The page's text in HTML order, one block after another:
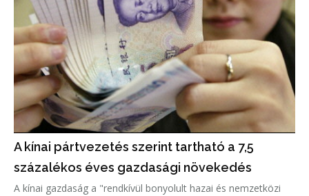
A kínai pártvezetés szerint tartható a 7,5
százalékos éves gazdasági növekedés
A kínai gazdaság a "rendkívül bonyolult hazai és nemzetközi